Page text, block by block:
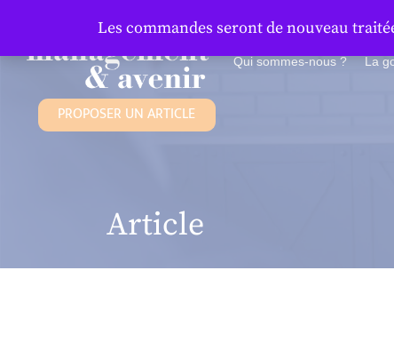
Qui sommes-nous ? La
PROPOSER UN ARTICLE
Article
Les commandes seront de nouveau